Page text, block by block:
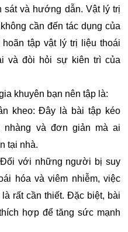
sát và hướng dẫn. Vật lý trị
cần đến tác dụng của
tập vật lý trị liệu thoái
và đòi hỏi sự kiên trì của
khuyên bạn nên tập là:
kheo: Đây là bài tập kéo
nhàng và đơn giản mà ai
tại nhà.
Đối với những người bị suy
hóa và viêm nhiễm, việc
rất cần thiết. Đặc biệt, bài
hợp để tăng sức mạnh